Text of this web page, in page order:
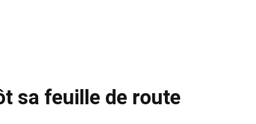
sa feuille de route